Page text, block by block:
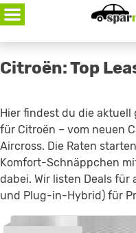
Skip
to
content
Citroën: Top
Hier findest du die
für Citroën – vom neuen
Aircross. Die Raten
Komfort-Schnäppchen
dabei. Wir listen Deals
und Plug-in-Hybrid) für